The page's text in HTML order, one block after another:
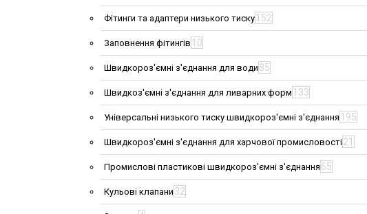
Фітинги та адаптери низького тиску 152
Заповнення фітингів 10
Швидкороз'ємні з'єднання для води 85
Швидкоз'ємні з'єднання для ливарних форм 133
Універсальні низького тиску швидкороз'ємні з'єднання 195
Швидкороз'ємні з'єднання для харчової промисловості21
Промислові пластикові швидкороз'ємні з'єднання 65
Кульові клапани 32